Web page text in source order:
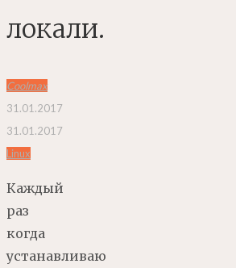
локали.
Coolmax
31.01.2017
31.01.2017
Linux
Каждый
раз
когда
устанавливаю